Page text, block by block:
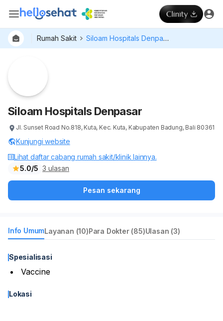
Rumah Sakit Siloam Hospitals Denpasar
Siloam Hospitals Denpasar
Jl. Sunset Road No.818, Kuta, Kec. Kuta, Kabupaten Badung, Bali 80361
Kunjungi website
Lihat daftar cabang rumah sakit/klinik lainnya.
5.0/5 3 ulasan
Pesan sekarang
Info UmumLayanan (10)Para Dokter (85)Ulasan (3)
Spesialisasi
Vaccine
Lokasi